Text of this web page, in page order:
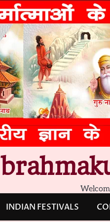
INDIAN FESTIVALS